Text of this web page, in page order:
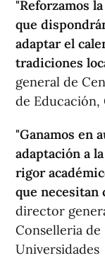
"Reforzamos
que
adaptar el
tradiciones
general de
de
"Ganamos en
adaptación a
rigor
que necesitan
director
Conselleria
Universidades